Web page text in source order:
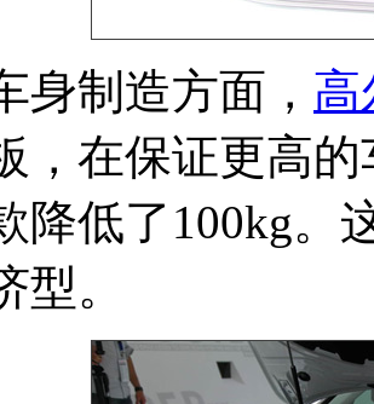
制造方面， 高
，在保证更高
降低了100kg。
型。